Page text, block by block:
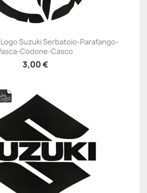
Suzuki Serbatoio-Parafango-
Codone-Casco
3,00 €